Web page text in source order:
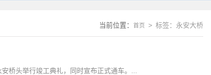
当前位置： 首页 > 标签：永安大桥
桥头举行竣工典礼，同时宣布正式通车。...